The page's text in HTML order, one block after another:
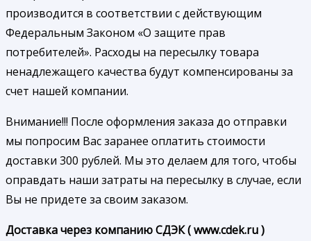
производится в соответствии с действующим
Федеральным Законом «О защите прав
потребителей». Расходы на пересылку товара
ненадлежащего качества будут компенсированы за
счет нашей компании.
Внимание!!! После оформления заказа до отправки
мы попросим Вас заранее оплатить стоимости
доставки 300 рублей. Мы это делаем для того, чтобы
оправдать наши затраты на пересылку в случае, если
Вы не придете за своим заказом.
Доставка через компанию СДЭК ( www.cdek.ru )